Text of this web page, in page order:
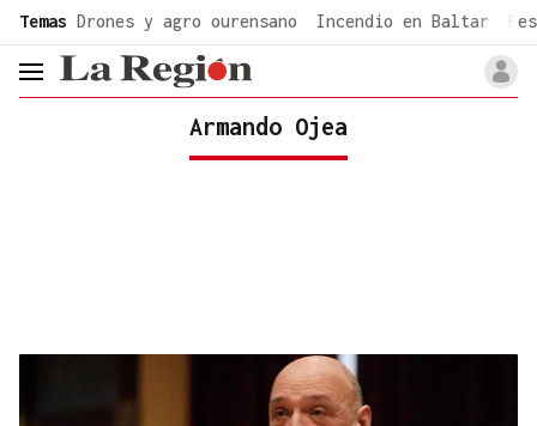
Temas Drones y agro ourensano Incendio en Baltar
header.menu.open
Armando Ojea